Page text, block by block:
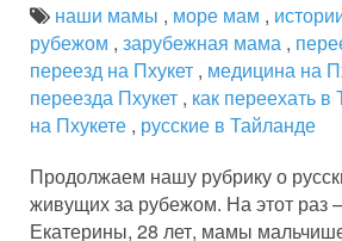
наши мамы , море мам ,
рубежом , зарубежная мама ,
переезд на Пхукет , медицина на
переезда Пхукет , как переехать в
на Пхукете , русские в Тайланде
Продолжаем нашу рубрику о
живущих за рубежом. На этот раз
Екатерины, 28 лет, мамы